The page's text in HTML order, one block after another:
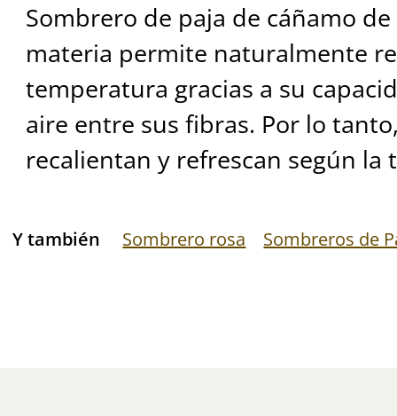
Sombrero de paja de cáñamo
materia permite naturalmente
temperatura gracias a su
aire entre sus fibras. Por lo
recalientan y refrescan según la
Y también Sombrero rosa Sombreros de